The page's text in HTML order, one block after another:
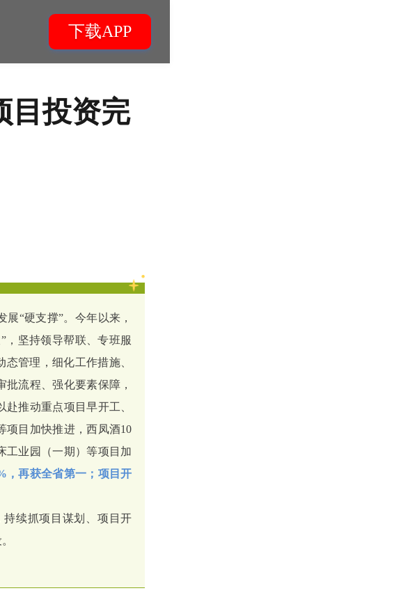
下载APP
目投资完
“硬支撑”。今年以来，
，坚持领导帮联、专班服
管理，细化工作措施、
流程、强化要素保障，
推动重点项目早开工、
项目加快推进，西凤酒10
工业园（一期）等项目加
，再获全省第一；项目开
续抓项目谋划、项目开